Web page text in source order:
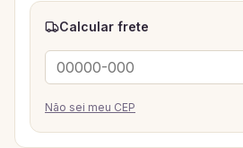
Calcular frete
Não sei meu CEP